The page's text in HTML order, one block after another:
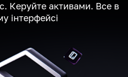
Керуйте активами. Все в
інтерфейсі